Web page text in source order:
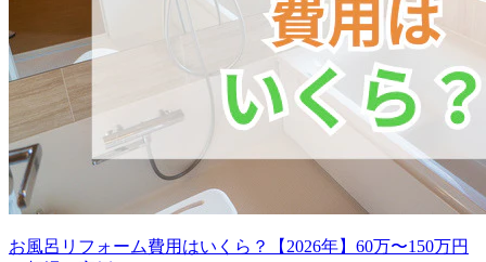
お風呂リフォーム費用はいくら？【2026年】60万〜150万円